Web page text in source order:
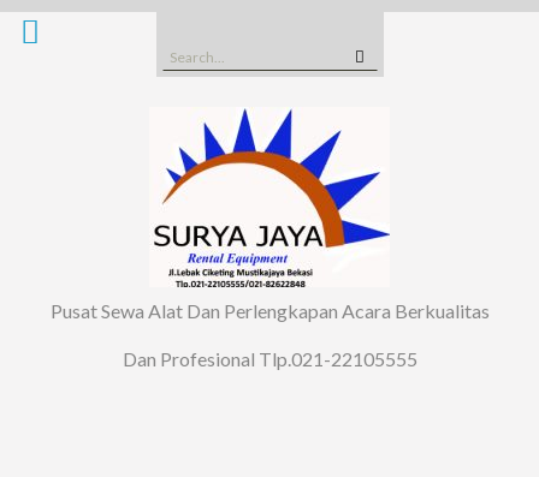
Skip
Search
for:
Pusat Sewa Alat Dan Perlengkapan Acara Berkualitas
Dan Profesional Tlp.021-22105555